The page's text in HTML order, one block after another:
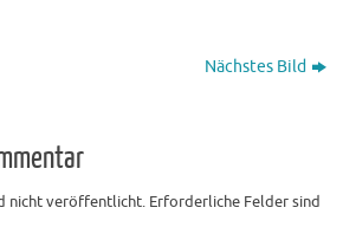
Nächstes Bild
nicht veröffentlicht. Erforderliche Felder sind